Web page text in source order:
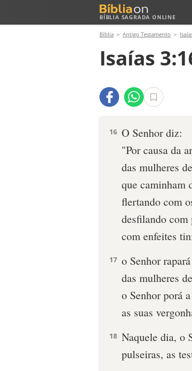
BÍBLIA SAGRADA ONLINE
Bíblia Antigo Testamento
Isaías
16 O Senhor diz:
"Por causa da
das mulheres
que caminham
flertando com
desfilando com
com enfeites
17 o Senhor
das mulheres
o Senhor porá
as suas
18 Naquele dia, o
pulseiras, as